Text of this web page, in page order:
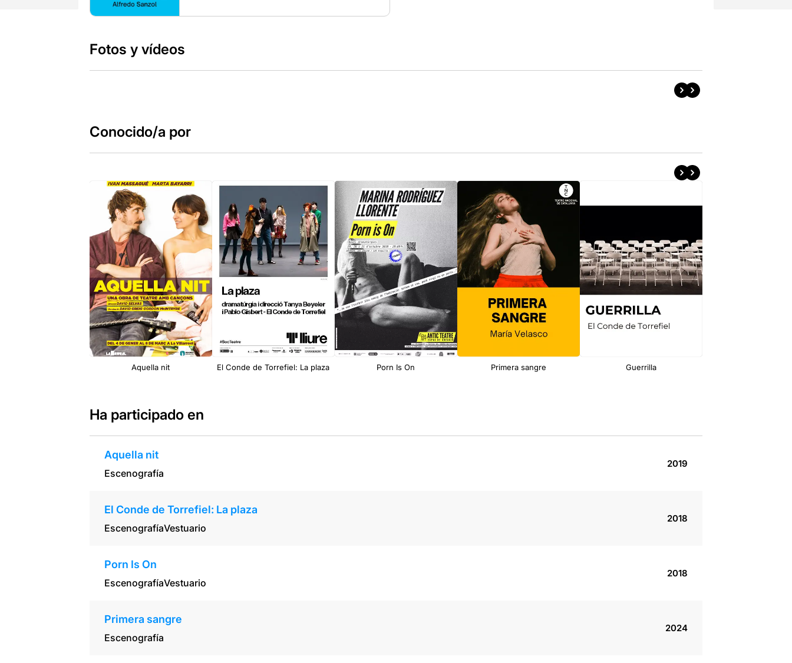
Fotos y vídeos
Conocido/a por
Aquella nit El Conde de Torrefiel: La plaza Porn Is On Primera sangre Guerrilla
Ha participado en
Aquella nit
Escenografía
2019
El Conde de Torrefiel: La plaza
EscenografíaVestuario
2018
Porn Is On
EscenografíaVestuario
2018
Primera sangre
Escenografía
2024